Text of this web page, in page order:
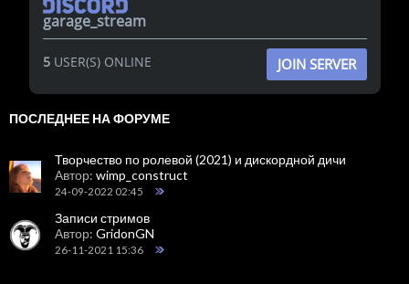
garage_stream
5USER(S) ONLINE JOIN SERVER
ПОСЛЕДНЕЕ НА ФОРУМЕ
Творчество по ролевой (2021) и дискордной дичи
Автор: wimp_construct
24-09-2022 02:45
Записи стримов
Автор: GridonGN
26-11-2021 15:36